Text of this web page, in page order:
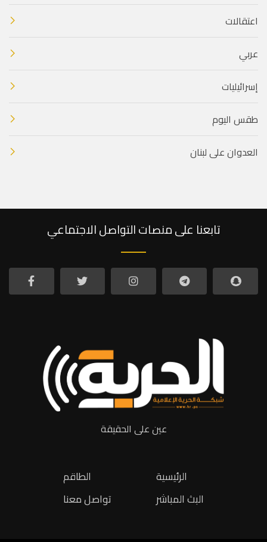
اعتقالات
عربي
إسرائيليات
طقس اليوم
العدوان على لبنان
تابعنا على منصات التواصل الاجتماعي
عين على الحقيقة
الطاقم
تواصل معنا
الرئيسية
البث المباشر